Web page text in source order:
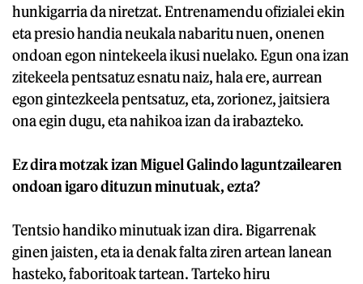
hunkigarria da niretzat. Entrenamendu ofizialei ekin
eta presio handia neukala nabaritu nuen, onenen
ondoan egon nintekeela ikusi nuelako. Egun ona izan
zitekeela pentsatuz esnatu naiz, hala ere, aurrean
egon gintezkeela pentsatuz, eta, zorionez, jaitsiera
ona egin dugu, eta nahikoa izan da irabazteko.
Ez dira motzak izan Miguel Galindo laguntzailearen
ondoan igaro dituzun minutuak, ezta?
Tentsio handiko minutuak izan dira. Bigarrenak
ginen jaisten, eta ia denak falta ziren artean lanean
hasteko, faboritoak tartean. Tarteko hiru